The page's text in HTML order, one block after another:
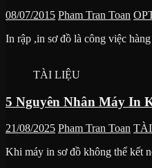
08/07/2015 Pham Tran Toan
In rập ,in sơ đồ là công việc
TÀI LIỆU
5 Nguyên Nhân Máy In
21/08/2025 Pham Tran Toan
Khi máy in sơ đồ không thể kết